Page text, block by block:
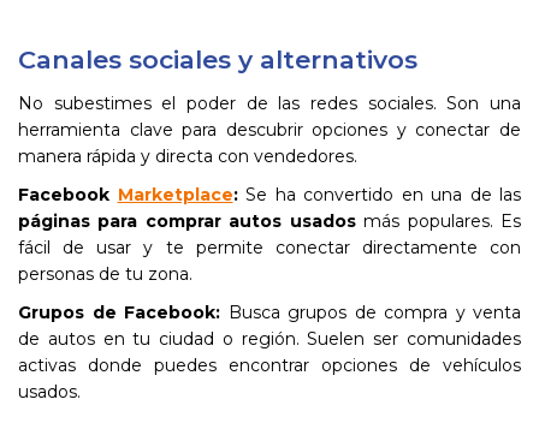
Canales sociales y alternativos
No subestimes el poder de las redes sociales. Son una
herramienta clave para descubrir opciones y conectar de
manera rápida y directa con vendedores.
Facebook Marketplace:Se ha convertido en una de las
páginas para comprar autos usadosmás populares. Es
fácil de usar y te permite conectar directamente con
personas de tu zona.
Grupos de Facebook: Busca grupos de compra y venta
de autos en tu ciudad o región. Suelen ser comunidades
activas donde puedes encontrar opciones de vehículos
usados.